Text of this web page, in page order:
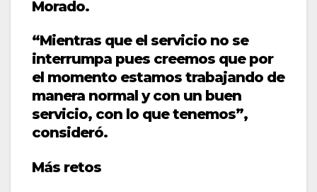
Morado.
“Mientras que el servicio no se
interrumpa pues creemos que por
el momento estamos trabajando de
manera normal y con un buen
servicio, con lo que tenemos”,
consideró.
Más retos